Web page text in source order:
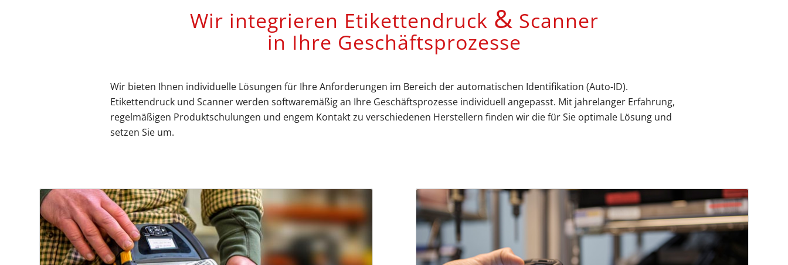
Wir integrieren Etikettendruck & Scanner
in Ihre Geschäftsprozesse
Wir bieten Ihnen individuelle Lösungen für Ihre Anforderungen im Bereich der automatischen Identifikation (Auto-ID).
Etikettendruck und Scanner werden softwaremäßig an Ihre Geschäftsprozesse individuell angepasst. Mit jahrelanger Erfahrung,
regelmäßigen Produktschulungen und engem Kontakt zu verschiedenen Herstellern finden wir die für Sie optimale Lösung und
setzen Sie um.